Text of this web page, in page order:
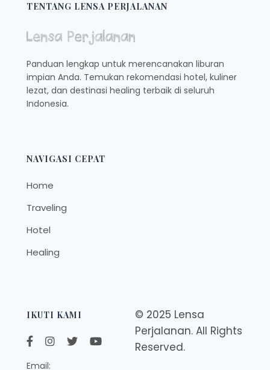
TENTANG LENSA PERJALANAN
Panduan lengkap untuk merencanakan liburan
impian Anda. Temukan rekomendasi hotel, kuliner
lezat, dan destinasi healing terbaik di seluruh
Indonesia.
NAVIGASI CEPAT
Home
Traveling
Hotel
Healing
IKUTI KAMI
Email:
© 2025 Lensa
Perjalanan. All Rights
Reserved.